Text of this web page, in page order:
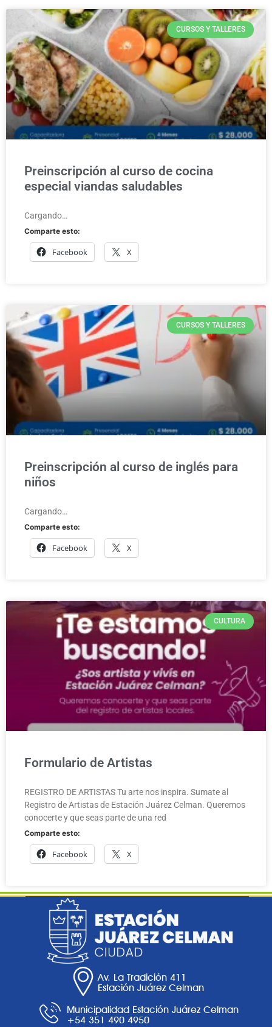
CURSOS Y TALLERES
Preinscripción al curso de cocina
especial viandas saludables
Cargando…
Comparte esto:
Facebook X
CURSOS Y TALLERES
Preinscripción al curso de inglés para
niños
Cargando…
Comparte esto:
Facebook X
CULTURA
Formulario de Artistas
REGISTRO DE ARTISTAS Tu arte nos inspira. Sumate al
Registro de Artistas de Estación Juárez Celman. Queremos
conocerte y que seas parte de una red
Comparte esto:
Facebook X
Av. La Tradición 411
Estación Juárez Celman
Municipalidad Estación Juárez Celman
+54 351 490 4950